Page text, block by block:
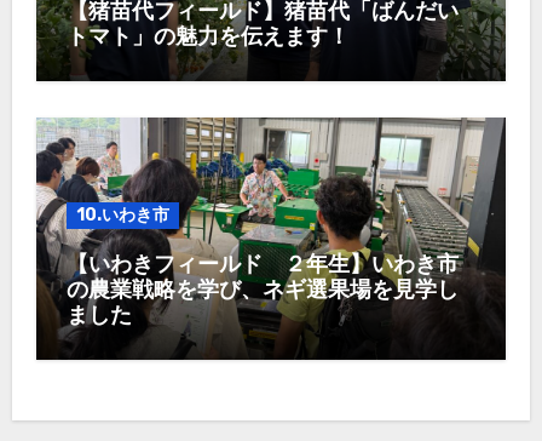
【猪苗代フィールド】猪苗代「ばんだい
トマト」の魅力を伝えます！
10.いわき市
【いわきフィールド ２年生】いわき市
の農業戦略を学び、ネギ選果場を見学し
ました